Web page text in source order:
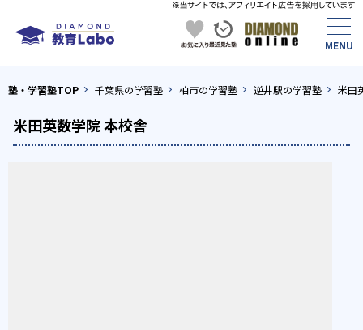
塾・学習塾TOP 千葉県の学習塾 柏市の学習塾 逆井駅の学習塾 米田
米田英数学院 本校舎